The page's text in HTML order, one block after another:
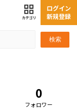
検索
ログイン
新規登録
0
フォロワー